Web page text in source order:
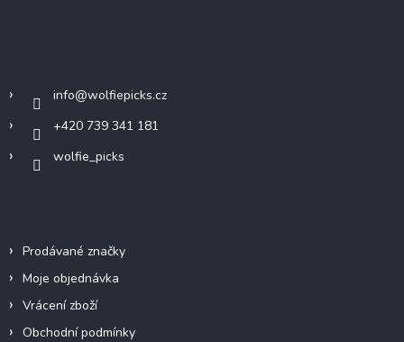
info@wolfiepicks.cz
+420 739 341 181
wolfie_picks
Prodávané značky
Moje objednávka
Vrácení zboží
Obchodní podmínky